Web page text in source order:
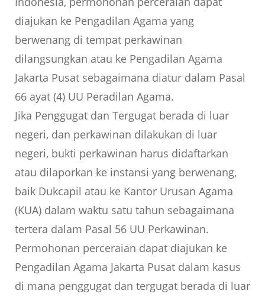
diajukan ke Pengadilan Agama yang
berwenang di tempat perkawinan
dilangsungkan atau ke Pengadilan Agama
Jakarta Pusat sebagaimana diatur dalam Pasal
66 ayat (4) UU Peradilan Agama.
Jika Penggugat dan Tergugat berada di luar
negeri, dan perkawinan dilakukan di luar
negeri, bukti perkawinan harus didaftarkan
atau dilaporkan ke instansi yang berwenang,
baik Dukcapil atau ke Kantor Urusan Agama
(KUA) dalam waktu satu tahun sebagaimana
tertera dalam Pasal 56 UU Perkawinan.
Permohonan perceraian dapat diajukan ke
Pengadilan Agama Jakarta Pusat dalam kasus
di mana penggugat dan tergugat berada di luar